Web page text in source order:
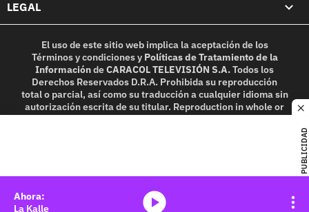
PUBLICIDAD
LEGAL
El uso de este sitio web implica la aceptación de los
Términos y condicionesy Políticas de Tratamiento de la
InformacióndeCARACOL TELEVISIÓN S.A.Todos los
Derechos Reservados D.R.A. Prohibida su reproducción
total o parcial, así como su traducción a cualquier idioma sin
autorización escrita de su titular. Reproduction in whole or
La Kalle